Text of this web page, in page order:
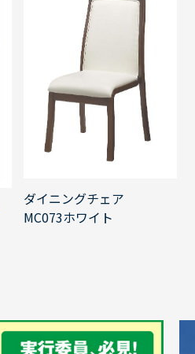
ダイニングチェア
MC073ホワイト